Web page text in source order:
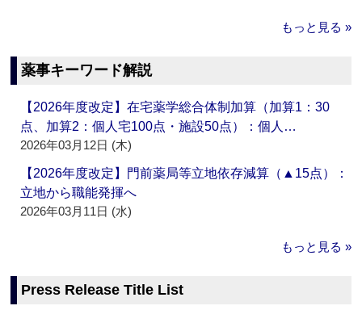
もっと見る »
薬事キーワード解説
【2026年度改定】在宅薬学総合体制加算（加算1：30
点、加算2：個人宅100点・施設50点）：個人…
2026年03月12日 (木)
【2026年度改定】門前薬局等立地依存減算（▲15点）：
立地から職能発揮へ
2026年03月11日 (水)
もっと見る »
Press Release Title List